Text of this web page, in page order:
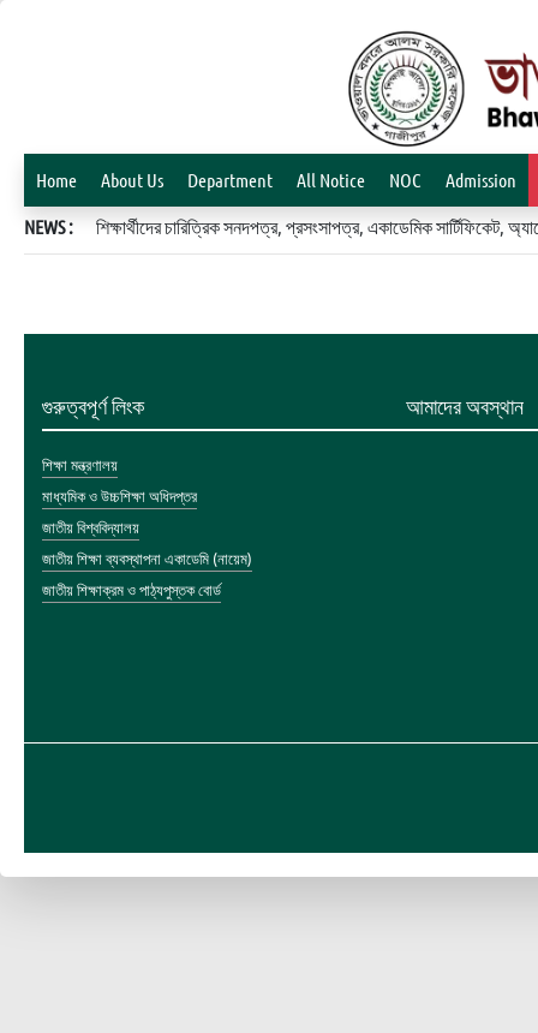
Home About Us Department All Notice NOC Admission
NEWS : শিক্ষার্থীদের চারিত্রিক সনদপত্র, প্রসংসাপত্র, একাডেমিক
গুরুত্বপূর্ণ লিংক
শিক্ষা মন্ত্রণালয়
মাধ্যমিক ও উচ্চশিক্ষা অধিদপ্তর
জাতীয় বিশ্ববিদ্যালয়
জাতীয় শিক্ষা ব্যবস্থাপনা একাডেমি (নায়েম)
জাতীয় শিক্ষাক্রম ও পাঠ্যপুস্তক বোর্ড
আমাদের অবস্থান